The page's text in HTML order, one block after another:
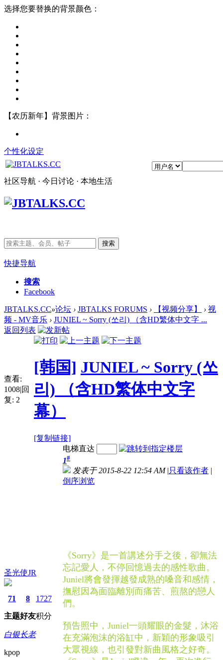
选择您要替换的背景颜色：
【农历新年】背景图片：
个性化设定
社区导航 · 今日讨论 · 本地生活
搜索
快捷导航
搜索
Facebook
JBTALKS.CC»论坛 › JBTALKS FORUMS › 【视频分享】 › 视
频 - MV音乐 › JUNIEL ~ Sorry (쏘리) （含HD繁体中文字 ...
返回列表
查看:
1008|回
复: 2
[韩国] JUNIEL ~ Sorry (쏘
리) （含HD繁体中文字
幕）
[复制链接]
圣光使JR
71
主题
8
好友
1727
积分
白银长老
kpop
电梯直达
1#
发表于 2015-8-22 12:54 AM |只看该作者 |
倒序浏览
《Sorry》是一首講述分手之後，卻無法
忘記愛人，不停回憶過去的感性歌曲。
Juniel將會發揮越發成熟的嗓音和感情，
撫慰因為面臨離別而痛苦、煎熬的戀人
們。
預告照中，Juniel一頭耀眼的金髮，沐浴
在充滿泡沫的浴缸中，新穎的形象吸引
大眾視線，也引發對新曲風格之好奇。